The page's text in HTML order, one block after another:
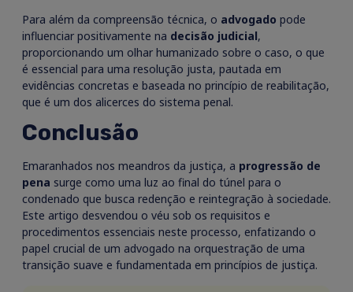
Para além da compreensão técnica, o advogado pode
influenciar positivamente na decisão judicial,
proporcionando um olhar humanizado sobre o caso, o que
é essencial para uma resolução justa, pautada em
evidências concretas e baseada no princípio de reabilitação,
que é um dos alicerces do sistema penal.
Conclusão
Emaranhados nos meandros da justiça, a progressão de
pena surge como uma luz ao final do túnel para o
condenado que busca redenção e reintegração à sociedade.
Este artigo desvendou o véu sob os requisitos e
procedimentos essenciais neste processo, enfatizando o
papel crucial de um advogado na orquestração de uma
transição suave e fundamentada em princípios de justiça.